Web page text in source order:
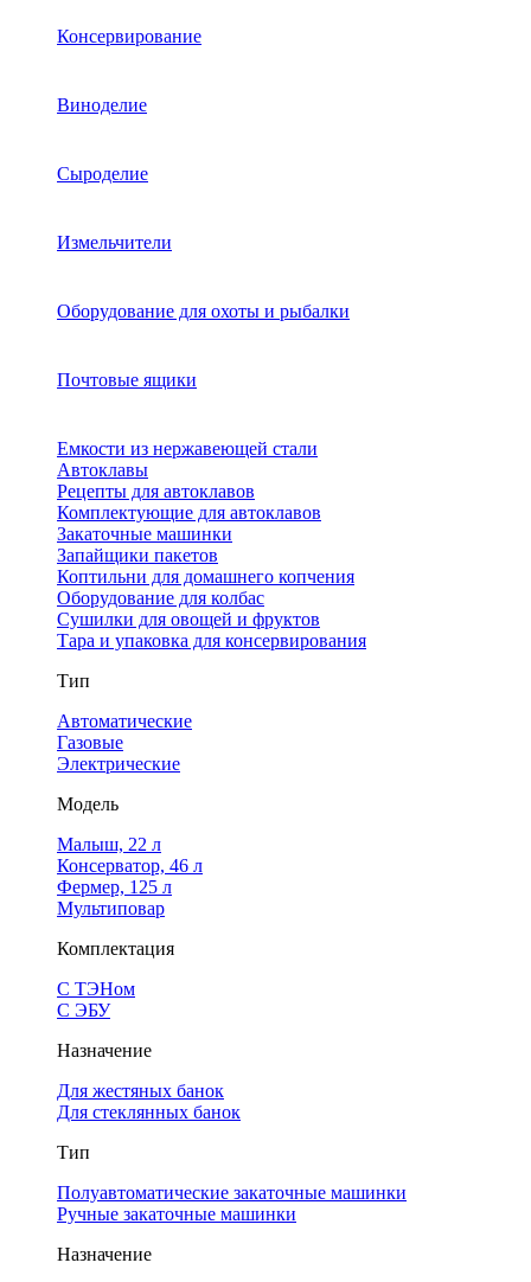
Консервирование
Виноделие
Сыроделие
Измельчители
Оборудование для охоты и рыбалки
Почтовые ящики
Емкости из нержавеющей стали
Автоклавы
Рецепты для автоклавов
Комплектующие для автоклавов
Закаточные машинки
Запайщики пакетов
Коптильни для домашнего копчения
Оборудование для колбас
Сушилки для овощей и фруктов
Тара и упаковка для консервирования
Тип
Автоматические
Газовые
Электрические
Модель
Малыш, 22 л
Консерватор, 46 л
Фермер, 125 л
Мультиповар
Комплектация
С ТЭНом
С ЭБУ
Назначение
Для жестяных банок
Для стеклянных банок
Тип
Полуавтоматические закаточные машинки
Ручные закаточные машинки
Назначение